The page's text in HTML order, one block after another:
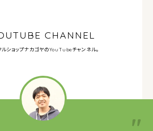
CHANNEL
ルショップナカゴヤのYouTubeチャンネル。